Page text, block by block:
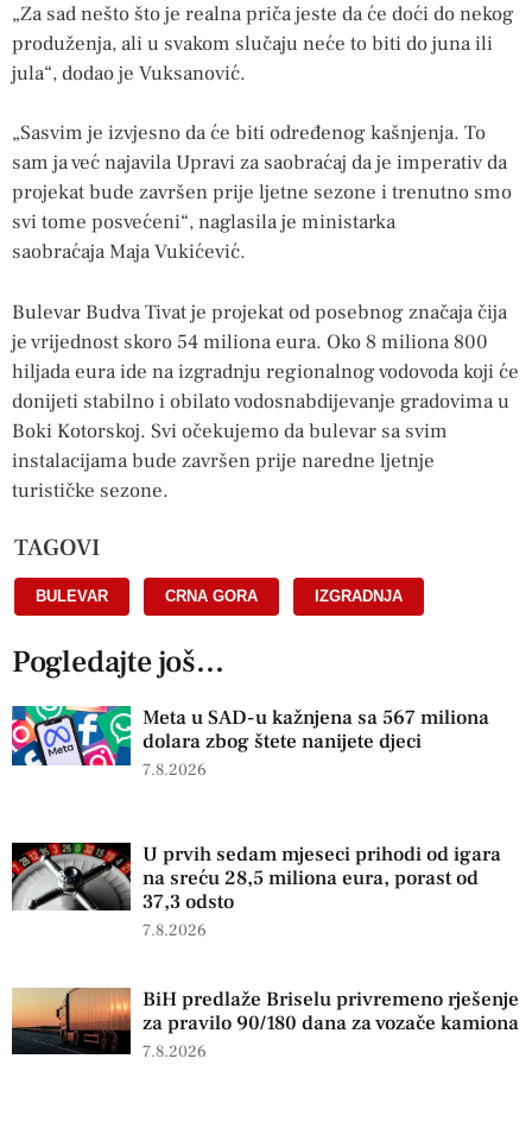
„Za sad nešto što je realna priča jeste da će doći do nekog
produženja, ali u svakom slučaju neće to biti do juna ili
jula“, dodao je Vuksanović.
„Sasvim je izvjesno da će biti određenog kašnjenja. To
sam ja već najavila Upravi za saobraćaj da je imperativ da
projekat bude završen prije ljetne sezone i trenutno smo
svi tome posvećeni“, naglasila je ministarka
saobraćaja Maja Vukićević.
Bulevar Budva Tivat je projekat od posebnog značaja čija
je vrijednost skoro 54 miliona eura. Oko 8 miliona 800
hiljada eura ide na izgradnju regionalnog vodovoda koji će
donijeti stabilno i obilato vodosnabdijevanje gradovima u
Boki Kotorskoj. Svi očekujemo da bulevar sa svim
instalacijama bude završen prije naredne ljetnje
turističke sezone.
TAGOVI
BULEVAR CRNA GORA IZGRADNJA
Pogledajte još...
Meta u SAD-u kažnjena sa 567 miliona
dolara zbog štete nanijete djeci
7.8.2026
U prvih sedam mjeseci prihodi od igara
na sreću 28,5 miliona eura, porast od
37,3 odsto
7.8.2026
BiH predlaže Briselu privremeno rješenje
za pravilo 90/180 dana za vozače kamiona
7.8.2026